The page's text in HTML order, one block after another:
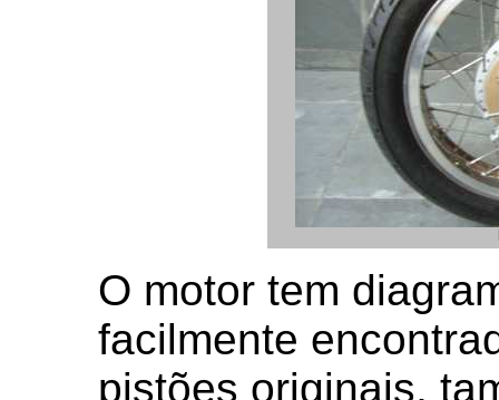
O motor tem
facilmente
pistões originais,